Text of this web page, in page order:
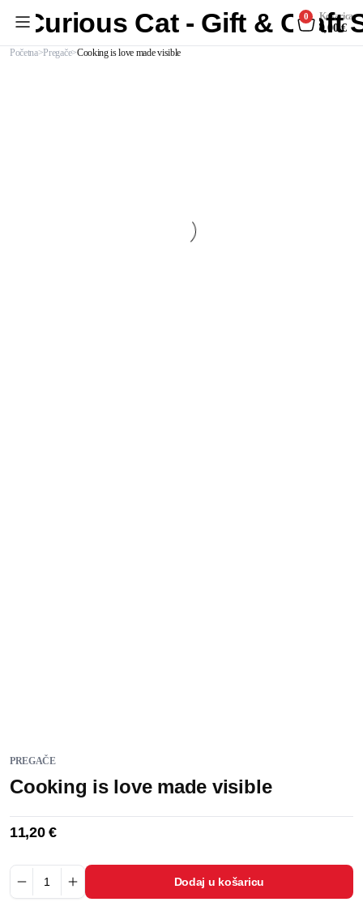
Curious Cat - Gift & Craft
0 Košarica
0,00€
Početna Pregače Cooking is love made visible
PREGAČE
Cooking is love made visible
11,20 €
Dodaj u košaricu